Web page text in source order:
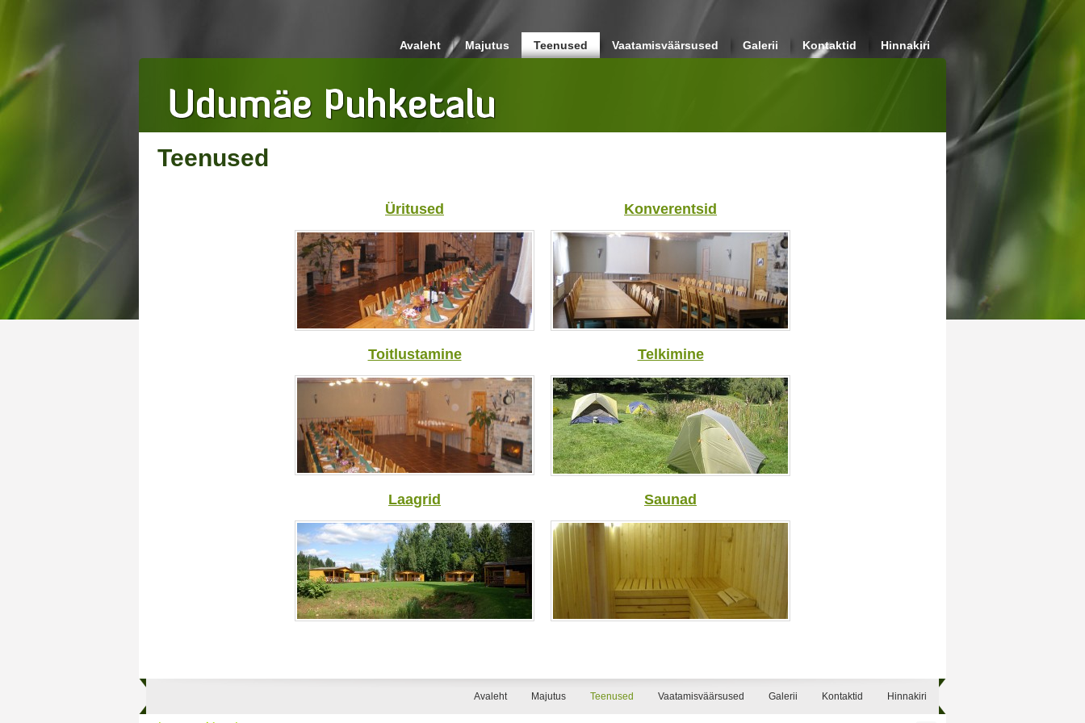
Avaleht Majutus Teenused Vaatamisväärsused Galerii Kontaktid Hinnakiri
Teenused
Üritused Konverentsid
Toitlustamine Telkimine
Laagrid Saunad
Avaleht Majutus Teenused Vaatamisväärsused Galerii Kontaktid Hinnakiri